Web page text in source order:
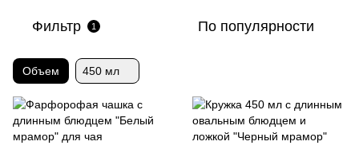
Фильтр 1 По популярности
Объем 450 мл